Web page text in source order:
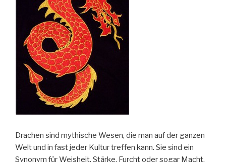
Drachen sind mythische Wesen, die man auf der ganzen
Welt und in fast jeder Kultur treffen kann. Sie sind ein
Synonym für Weisheit, Stärke, Furcht oder sogar Macht.